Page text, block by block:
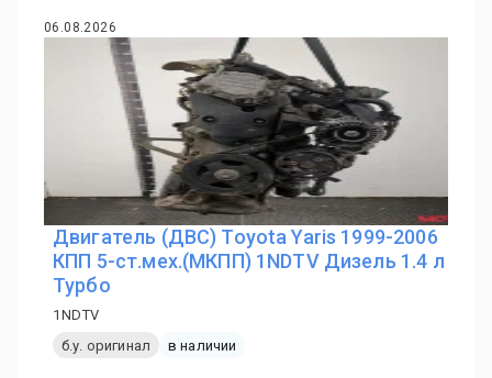
06.08.2026
Двигатель (ДВС) Toyota Yaris 1999-2006
КПП 5-ст.мех.(МКПП) 1NDTV Дизель 1.4 л
Турбо
1NDTV
б.у. оригинал
в наличии